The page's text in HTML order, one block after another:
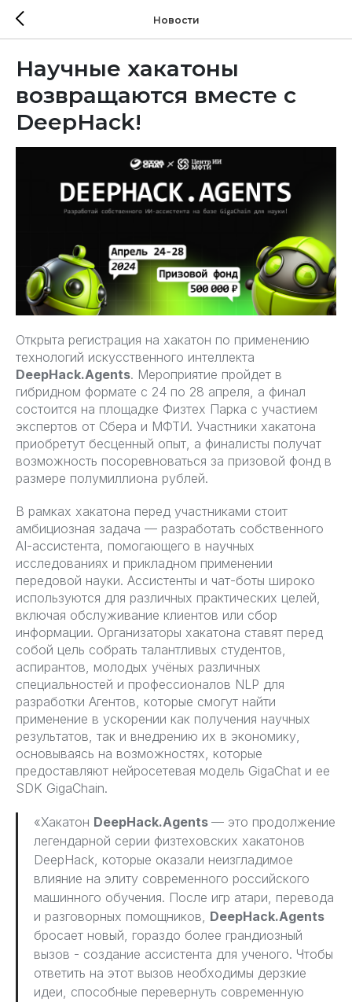
Новости
Научные хакатоны
возвращаются вместе с
DeepHack!
Открыта регистрация на хакатон по применению
технологий искусственного интеллекта
DeepHack.Agents. Мероприятие пройдет в
гибридном формате с 24 по 28 апреля, а финал
состоится на площадке Физтех Парка с участием
экспертов от Сбера и МФТИ. Участники хакатона
приобретут бесценный опыт, а финалисты получат
возможность посоревноваться за призовой фонд в
размере полумиллиона рублей.
В рамках хакатона перед участниками стоит
амбициозная задача — разработать собственного
AI-ассистента, помогающего в научных
исследованиях и прикладном применении
передовой науки. Ассистенты и чат-боты широко
используются для различных практических целей,
включая обслуживание клиентов или сбор
информации. Организаторы хакатона ставят перед
собой цель собрать талантливых студентов,
аспирантов, молодых учёных различных
специальностей и профессионалов NLP для
разработки Агентов, которые смогут найти
применение в ускорении как получения научных
результатов, так и внедрению их в экономику,
основываясь на возможностях, которые
предоставляют нейросетевая модель GigaChat и ее
SDK GigaChain.
«Хакатон DeepHack.Agents — это продолжение
легендарной серии физтеховских хакатонов
DeepHack, которые оказали неизгладимое
влияние на элиту современного российского
машинного обучения. После игр атари, перевода
и разговорных помощников, DeepHack.Agents
бросает новый, гораздо более грандиозный
вызов - создание ассистента для ученого. Чтобы
ответить на этот вызов необходимы дерзкие
идеи, способные перевернуть современную